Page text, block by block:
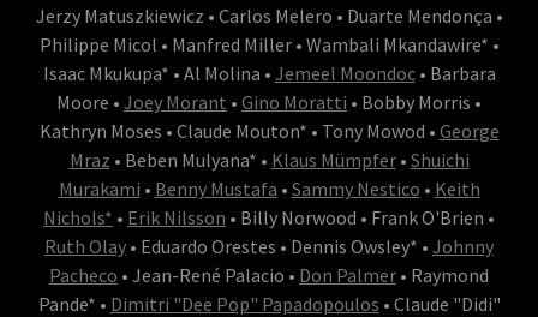
Jerzy Matuszkiewicz • Carlos Melero • Duarte Mendonça •
Philippe Micol • Manfred Miller • Wambali Mkandawire* •
Isaac Mkukupa* • Al Molina • Jemeel Moondoc• Barbara
Moore • Joey Morant • Gino Moratti • Bobby Morris •
Kathryn Moses • Claude Mouton* • Tony Mowod • George
Mraz • Beben Mulyana* • Klaus Mümpfer• Shuichi
Murakami • Benny Mustafa • Sammy Nestico • Keith
Nichols* • Erik Nilsson • Billy Norwood • Frank O'Brien •
Ruth Olay • Eduardo Orestes • Dennis Owsley* • Johnny
Pacheco • Jean-René Palacio • Don Palmer • Raymond
Pande* • Dimitri "Dee Pop" Papadopoulos • Claude "Didi"